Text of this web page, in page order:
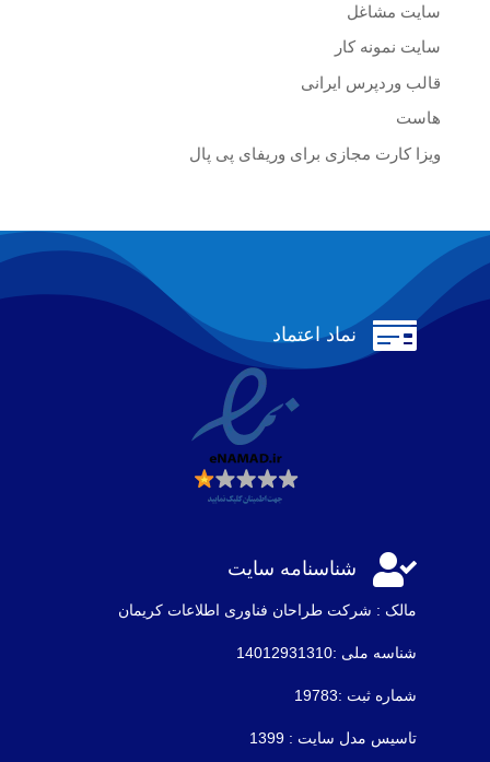
سایت مشاغل
سایت نمونه کار
قالب وردپرس ایرانی
هاست
ویزا کارت مجازی برای وریفای پی پال
 نماد اعتماد
 شناسنامه سایت
مالک : شرکت طراحان فناوری اطلاعات كريمان
شناسه ملی :14012931310
شماره ثبت :19783
تاسیس مدل سایت : 1399